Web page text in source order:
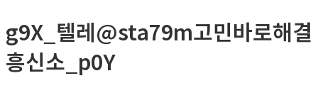
g9X_텔레@sta79m고민바로해결
흥신소_p0Y